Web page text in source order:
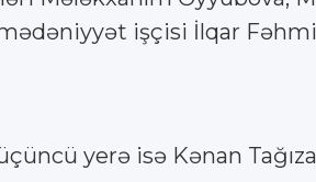
işçisi İlqar Fəhmi
yerə isə Kənan